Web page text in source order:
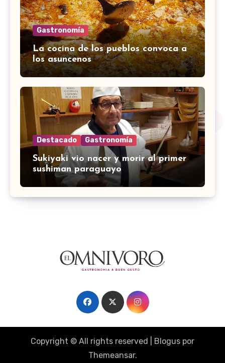
Gastronomía
La cocina de los pueblos convoca a
los asuncenos
Destacado Gastronomía
Sukiyaki vio nacer y morir al primer
sushiman paraguayo
Copyright © All rights reserved Blogus por
Themeansar.